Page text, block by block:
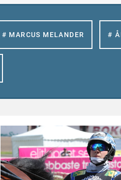
# MARCUS MELANDER #